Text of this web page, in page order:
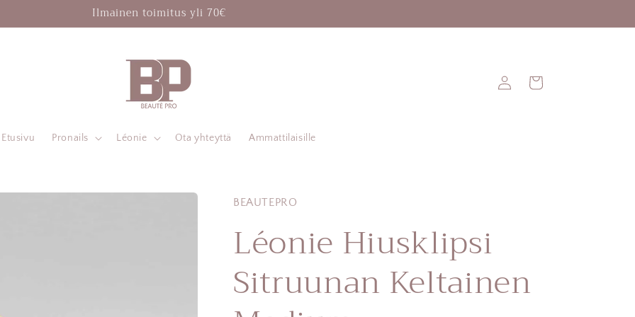
Ilmainen toimitus yli 70€
Etusivu Pronails Léonie Ota yhteyttä Ammattilaisille
sisään
Ostoskori
BEAUTEPRO
Léonie Hiusklipsi
Sitruunan Keltainen